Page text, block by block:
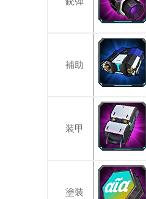
補助
装甲
塗装